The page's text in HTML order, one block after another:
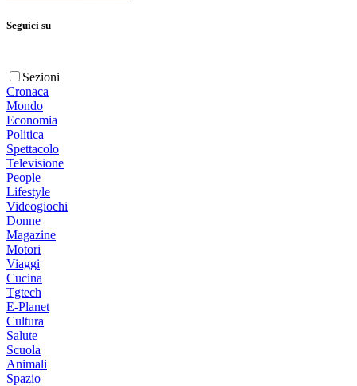
Seguici su
Sezioni
Cronaca
Mondo
Economia
Politica
Spettacolo
Televisione
People
Lifestyle
Videogiochi
Donne
Magazine
Motori
Viaggi
Cucina
Tgtech
E-Planet
Cultura
Salute
Scuola
Animali
Spazio